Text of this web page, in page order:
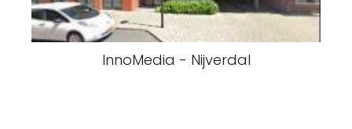
InnoMedia - Nijverdal